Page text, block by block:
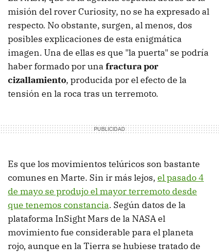
misión del rover Curiosity, no se ha expresado al
respecto. No obstante, surgen, al menos, dos
posibles explicaciones de esta enigmática
imagen. Una de ellas es que "la puerta" se podría
haber formado por una fractura por
cizallamiento, producida por el efecto de la
tensión en la roca tras un terremoto.
Es que los movimientos telúricos son bastante
comunes en Marte. Sin ir más lejos, el pasado 4
de mayo se produjo el mayor terremoto desde
que tenemos constancia. Según datos de la
plataforma InSight Mars de la NASA el
movimiento fue considerable para el planeta
rojo, aunque en la Tierra se hubiese tratado de